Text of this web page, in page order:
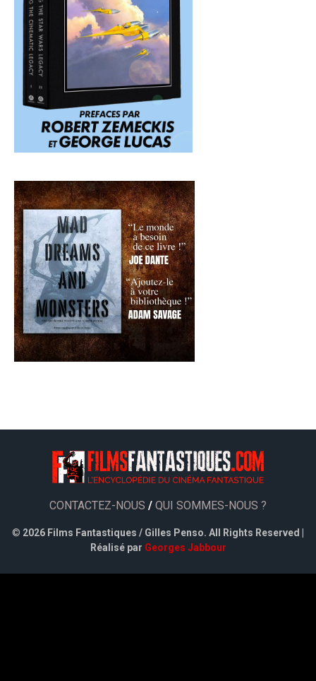
CONTACTEZ-NOUS / QUI SOMMES-NOUS ?
© 2026 Films Fantastiques / Gilles Penso. All Rights Reserved |
Réalisé par Georges Jabbour